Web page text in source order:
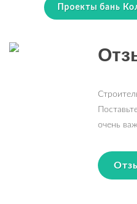
Проекты бань
очень